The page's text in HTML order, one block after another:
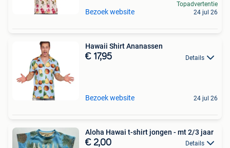
Bezoek website
Topadvertentie
24 jul 26
Hawaii Shirt Ananassen
€ 17,95 Details
Bezoek website 24 jul 26
Aloha Hawai t-shirt jongen - mt 2/3 jaar
€ 2,00 Details